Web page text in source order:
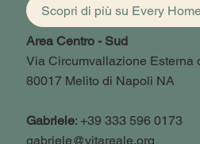
Scopri di più su Every
Area Centro - Sud
Via Circumvallazione Esterna
80017 Melito di Napoli NA
Gabriele: +39 333 596 0173
gabriele@vitareale.org